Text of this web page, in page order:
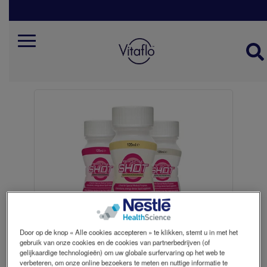
content
Mobile
Door op de knop « Alle cookies accepteren » te klikken, stemt u in met het
gebruik van onze cookies en de cookies van partnerbedrijven (of
gelijkaardige technologieën) om uw globale surfervaring op het web te
verbeteren, om onze online bezoekers te meten en nuttige informatie te